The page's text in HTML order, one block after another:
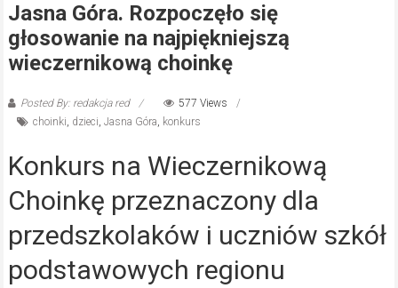
Jasna Góra. Rozpoczęło się
głosowanie na najpiękniejszą
wieczernikową choinkę
Posted By: redakcja red
577 Views
choinki, dzieci, Jasna Góra, konkurs
Konkurs na Wieczernikową
Choinkę przeznaczony dla
przedszkolaków i uczniów szkół
podstawowych regionu